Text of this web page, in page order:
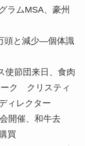
ラムMSA、豪州
頭と減少—個体識
使節団来日、食肉
ーク クリスティ
ィレクター
開催、和牛去
買